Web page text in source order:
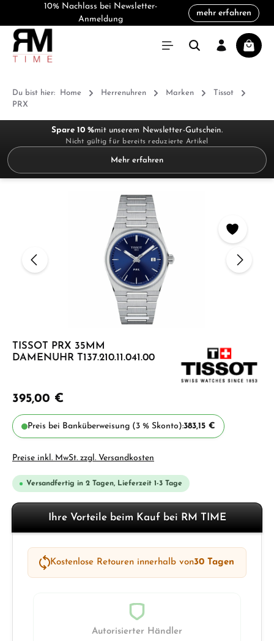
10% Nachlass bei Newsletter-
Anmeldung
mehr erfahren
Du bist hier: Home Herrenuhren Marken
Tissot
PRX
Spare 10 %mit unserem Newsletter-Gutschein.
Nicht gültig für bereits reduzierte Artikel
Mehr erfahren
Bildergalerie überspringen
TISSOT PRX 35MM
DAMENUHR T137.210.11.041.00
395,00 €
Preis bei Banküberweisung (3 % Skonto):383,15 €
Preise inkl. MwSt. zzgl. Versandkosten
Versandfertig in 2 Tagen, Lieferzeit 1-3 Tage
Ihre Vorteile beim Kauf bei RM TIME
Kostenlose Retouren innerhalb von30 Tagen
Autorisierter Händler